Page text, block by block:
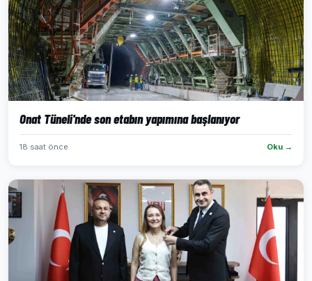
Onat Tüneli'nde son etabın yapımına başlanıyor
18 saat önce Oku →